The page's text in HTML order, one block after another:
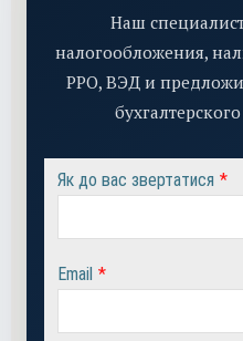
Наш
налогообложения,
РРО, ВЭД и
Як до вас звертатися *
Email *